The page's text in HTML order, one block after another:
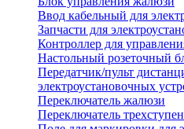
Ввод кабельный для
Запчасти для
Контроллер для
Настольный розеточный
Передатчик/пульт
электроустановочных
Переключатель жалюзи
Переключатель